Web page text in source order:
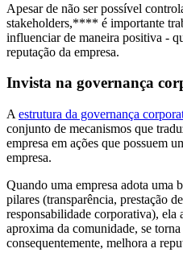
Apesar de não ser possível
stakeholders,**** é importante
influenciar de maneira positiva -
reputação da empresa.
Invista na governança
A estrutura da governança
conjunto de mecanismos que
empresa em ações que possuem
empresa.
Quando uma empresa adota uma
pilares (transparência, prestação
responsabilidade corporativa), ela
aproxima da comunidade, se
consequentemente, melhora a